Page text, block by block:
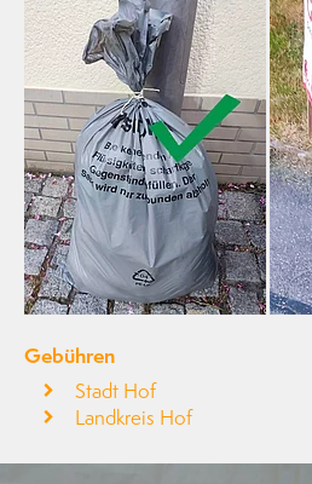
Gebühren
Stadt Hof
Landkreis Hof